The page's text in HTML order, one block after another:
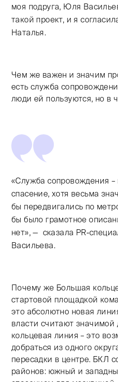
моя подруга, Юля
такой проект, и я
Наталья.
Чем же важен и значим
есть служба
люди ей пользуются, но в
«Служба сопровождения –
спасение, хотя весьма
бы передвигались по
бы было грамотное
нет», — сказала PR-
Васильева.
Почему же Большая
стартовой площадкой
это абсолютно новая
власти считают значимой
кольцевая линия – это
добраться из одного
пересадки в центре. БКЛ
районов: южный и